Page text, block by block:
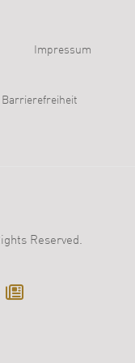
Impressum
Reserved.